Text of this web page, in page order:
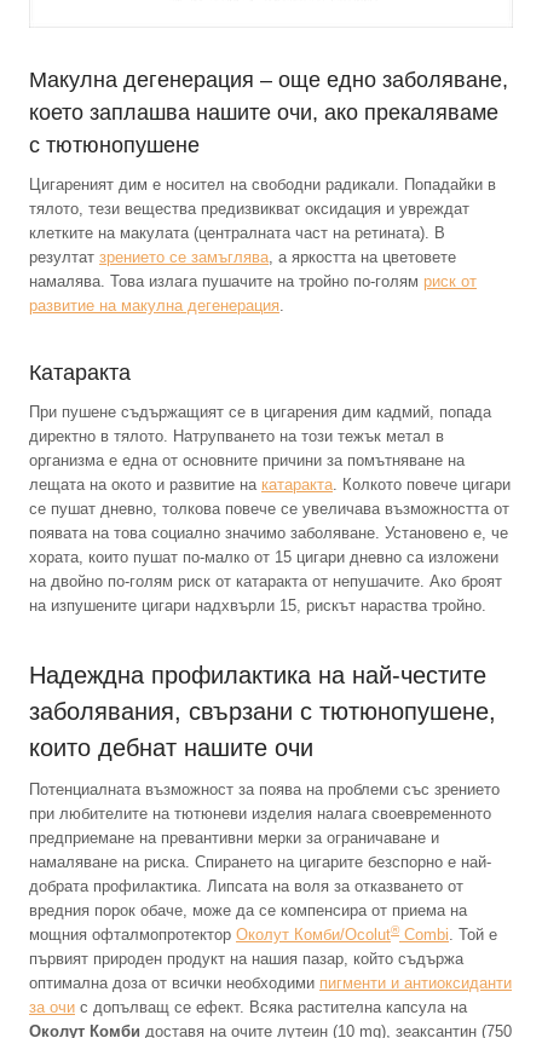
Макулна дегенерация – още едно заболяване,
което заплашва нашите очи, ако прекаляваме
с тютюнопушене
Цигареният дим е носител на свободни радикали. Попадайки в
тялото, тези вещества предизвикват оксидация и увреждат
клетките на макулата (централната част на ретината). В
резултат зрението се замъглява , а яркостта на цветовете
намалява. Това излага пушачите на тройно по-голям риск от
развитие на макулна дегенерация
Катаракта
При пушене съдържащият се в цигарения дим кадмий, попада
директно в тялото. Натрупването на този тежък метал в
организма е една от основните причини за помътняване на
лещата на окото и развитие на катаракта . Колкото повече цигари
се пушат дневно, толкова повече се увеличава възможността от
появата на това социално значимо заболяване. Установено е, че
хората, които пушат по-малко от 15 цигари дневно са изложени
на двойно по-голям риск от катаракта от непушачите. Ако броят
на изпушените цигари надхвърли 15, рискът нараства тройно.
Надеждна профилактика на най-честите
заболявания, свързани с тютюнопушене,
които дебнат нашите очи
Потенциалната възможност за поява на проблеми със зрението
при любителите на тютюневи изделия налага своевременното
предприемане на превантивни мерки за ограничаване и
намаляване на риска. Спирането на цигарите безспорно е най-
добрата профилактика. Липсата на воля за отказването от
вредния порок обаче, може да се компенсира от приема на
мощния офталмопротектор Околут Комби/Ocolut®Combi . Той е
първият природен продукт на нашия пазар, който съдържа
оптимална доза от всички необходими пигменти и антиоксиданти
за очи с допълващ се ефект. Всяка растителна капсула на
Околут Комби доставя на очите лутеин (10 mg), зеаксантин (750